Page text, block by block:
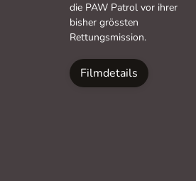
die PAW Patrol vor ihrer
bisher grössten
Rettungsmission.
Filmdetails